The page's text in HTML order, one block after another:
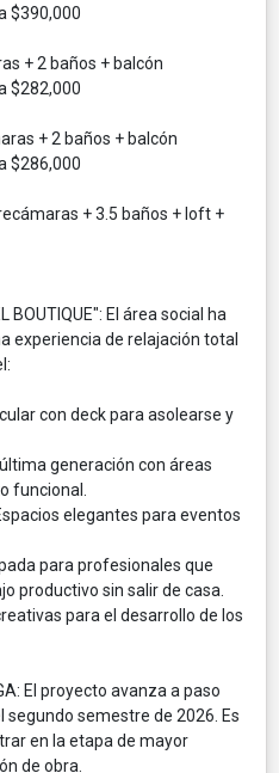
$390,000
+ 2 baños + balcón
$282,000
+ 2 baños + balcón
$286,000
+ 3.5 baños + loft +
BOUTIQUE": El área social ha
experiencia de relajación total
con deck para asolearse y
generación con áreas
funcional.
elegantes para eventos
para profesionales que
productivo sin salir de casa.
para el desarrollo de los
El proyecto avanza a paso
semestre de 2026. Es
en la etapa de mayor
de obra.